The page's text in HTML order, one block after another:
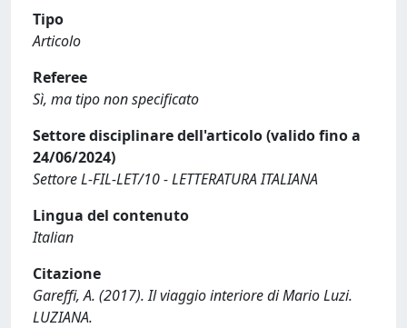
Tipo
Articolo
Referee
Sì, ma tipo non specificato
Settore disciplinare dell'articolo (valido fino a
24/06/2024)
Settore L-FIL-LET/10 - LETTERATURA ITALIANA
Lingua del contenuto
Italian
Citazione
Gareffi, A. (2017). Il viaggio interiore di Mario Luzi.
LUZIANA.